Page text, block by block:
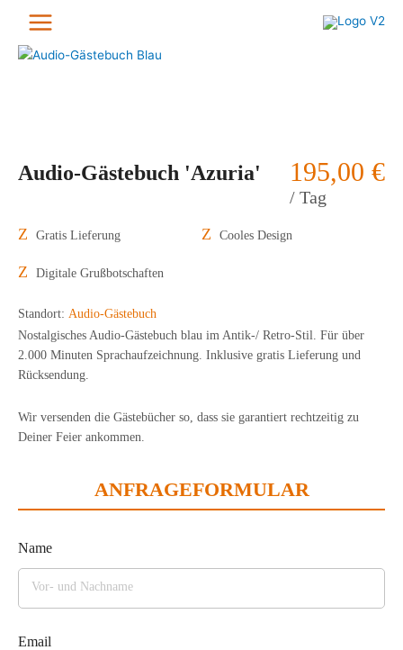
Inhalt
springen
Audio-Gästebuch 'Azuria' 195,00 €
/ Tag
Gratis Lieferung Cooles Design
Digitale Grußbotschaften
Standort: Audio-Gästebuch
Nostalgisches Audio-Gästebuch blau im Antik-/ Retro-Stil. Für über
2.000 Minuten Sprachaufzeichnung. Inklusive gratis Lieferung und
Rücksendung.
Wir versenden die Gästebücher so, dass sie garantiert rechtzeitig zu
Deiner Feier ankommen.
ANFRAGEFORMULAR
Name
Email